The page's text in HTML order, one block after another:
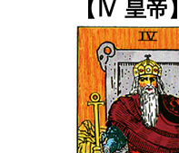
【Ⅳ 皇帝】